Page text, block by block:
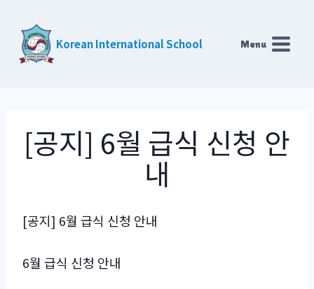
content
Korean International School Menu
[공지] 6월 급식 신청 안
내
[공지] 6월 급식 신청 안내
6월 급식 신청 안내